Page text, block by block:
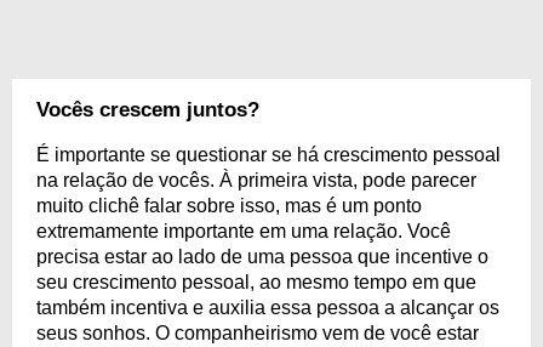
Vocês crescem juntos?
É importante se questionar se há crescimento pessoal
na relação de vocês. À primeira vista, pode parecer
muito clichê falar sobre isso, mas é um ponto
extremamente importante em uma relação. Você
precisa estar ao lado de uma pessoa que incentive o
seu crescimento pessoal, ao mesmo tempo em que
também incentiva e auxilia essa pessoa a alcançar os
seus sonhos. O companheirismo vem de você estar